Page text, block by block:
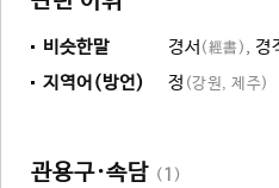
비슷한말 경서 (經書) , 경
지역어(방언) 정 (강원, 제주)
관용구·속담 (1 )